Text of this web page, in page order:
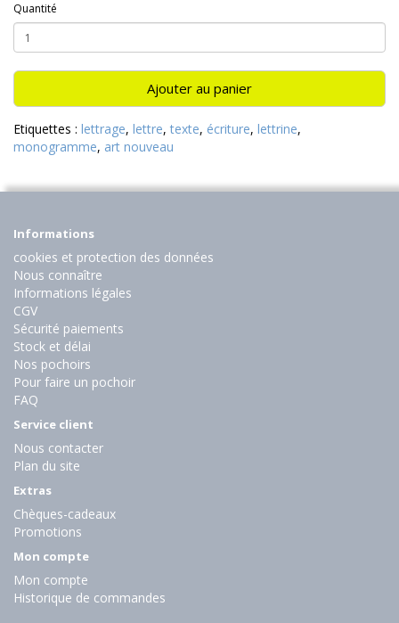
Quantité
Ajouter au panier
Etiquettes : lettrage, lettre,texte, écriture, lettrine,
monogramme, art nouveau
Informations
cookies et protection des données
Nous connaître
Informations légales
CGV
Sécurité paiements
Stock et délai
Nos pochoirs
Pour faire un pochoir
FAQ
Service client
Nous contacter
Plan du site
Extras
Chèques-cadeaux
Promotions
Mon compte
Mon compte
Historique de commandes